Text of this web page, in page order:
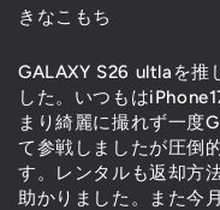
きなこもち
GALAXY S26 ultlaを推
した。いつもは
まり綺麗に撮れず一度
て参戦しましたが圧倒
す。レンタルも返却方
助かりました。また今